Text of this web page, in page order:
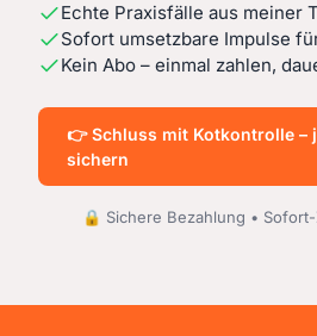
Echte Praxisfälle aus meiner
Sofort umsetzbare Impulse
Kein Abo – einmal zahlen,
👉 Schluss mit Kotkontrolle –
sichern
🔒 Sichere Bezahlung •